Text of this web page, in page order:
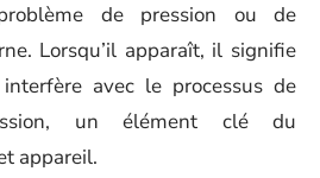
de pression ou de
Lorsqu’il apparaît, il signifie
avec le processus de
un élément clé du
appareil.